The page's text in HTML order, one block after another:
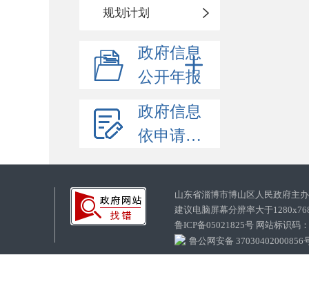
规划计划
政府信息
公开年报
政府信息
依申请公开
山东省淄博市博山区人民政府
建议电脑屏幕分辨率大于
鲁ICP备05021825号 网站标识码
鲁公网安备 37030402000856